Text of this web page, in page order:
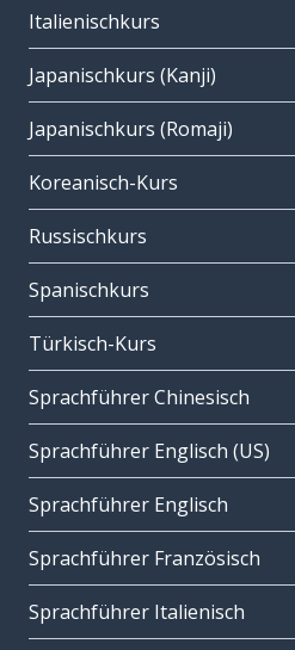
Italienischkurs
Japanischkurs (Kanji)
Japanischkurs (Romaji)
Koreanisch-Kurs
Russischkurs
Spanischkurs
Türkisch-Kurs
Sprachführer Chinesisch
Sprachführer Englisch (US)
Sprachführer Englisch
Sprachführer Französisch
Sprachführer Italienisch